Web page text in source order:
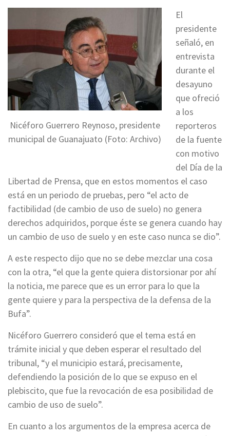
Nicéforo Guerrero Reynoso, presidente
municipal de Guanajuato (Foto: Archivo)
El
presidente
señaló, en
entrevista
durante el
desayuno
que ofreció
a los
reporteros
de la fuente
con motivo
del Día de la
Libertad de Prensa, que en estos momentos el caso
está en un periodo de pruebas, pero “el acto de
factibilidad (de cambio de uso de suelo) no genera
derechos adquiridos, porque éste se genera cuando hay
un cambio de uso de suelo y en este caso nunca se dio”.
A este respecto dijo que no se debe mezclar una cosa
con la otra, “el que la gente quiera distorsionar por ahí
la noticia, me parece que es un error para lo que la
gente quiere y para la perspectiva de la defensa de la
Bufa”.
Nicéforo Guerrero consideró que el tema está en
trámite inicial y que deben esperar el resultado del
tribunal, “y el municipio estará, precisamente,
defendiendo la posición de lo que se expuso en el
plebiscito, que fue la revocación de esa posibilidad de
cambio de uso de suelo”.
En cuanto a los argumentos de la empresa acerca de